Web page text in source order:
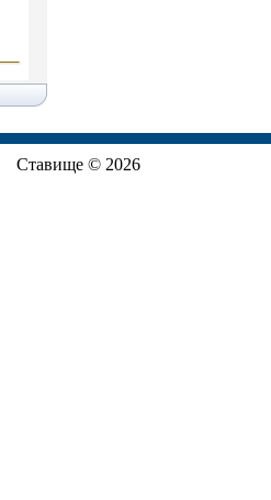
Ставище © 2026